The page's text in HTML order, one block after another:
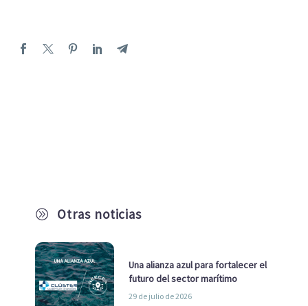
A Otras noticias
Una alianza azul para fortalecer el
futuro del sector marítimo
29 de julio de 2026